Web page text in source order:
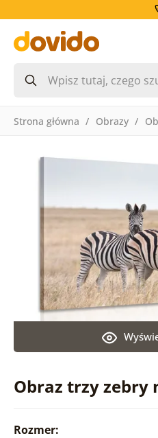
Strona główna Obrazy
Obraz trzy zebry
Rozmer: